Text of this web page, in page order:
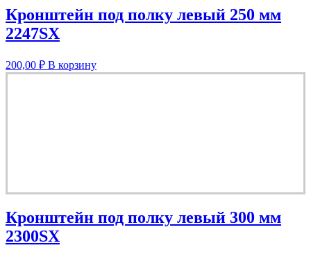
Кронштейн под полку левый 250 мм
2247SX
200,00 ₽ В корзину
Кронштейн под полку левый 300 мм
2300SX